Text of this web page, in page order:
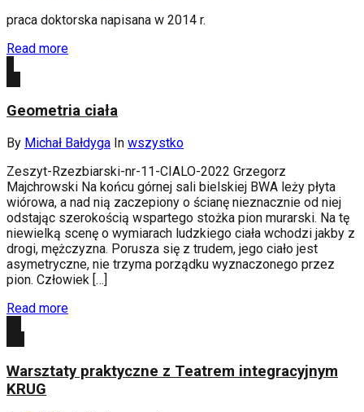
praca doktorska napisana w 2014 r.
Read more
Geometria ciała
By Michał Bałdyga In wszystko
Zeszyt-Rzezbiarski-nr-11-CIALO-2022 Grzegorz
Majchrowski Na końcu górnej sali bielskiej BWA leży płyta
wiórowa, a nad nią zaczepiony o ścianę nieznacznie od niej
odstając szerokością wspartego stożka pion murarski. Na tę
niewielką scenę o wymiarach ludzkiego ciała wchodzi jakby z
drogi, mężczyzna. Porusza się z trudem, jego ciało jest
asymetryczne, nie trzyma porządku wyznaczonego przez
pion. Człowiek […]
Read more
Warsztaty praktyczne z Teatrem integracyjnym
KRUG